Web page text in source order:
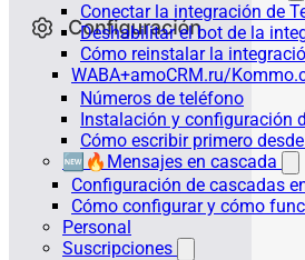
Conectar la integración de
Deshabilitar el bot de la
Cómo reinstalar la
WABA+amoCRM.ru/
Números de teléfono
Instalación y configuración
Cómo escribir primero
🆕🔥Mensajes en cascada
Configuración de cascadas
Cómo configurar y cómo
Personal
Suscripciones